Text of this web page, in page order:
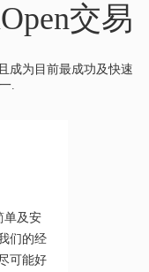
交易
成为目前最成功及快速
.
单及安
们的经
可能好